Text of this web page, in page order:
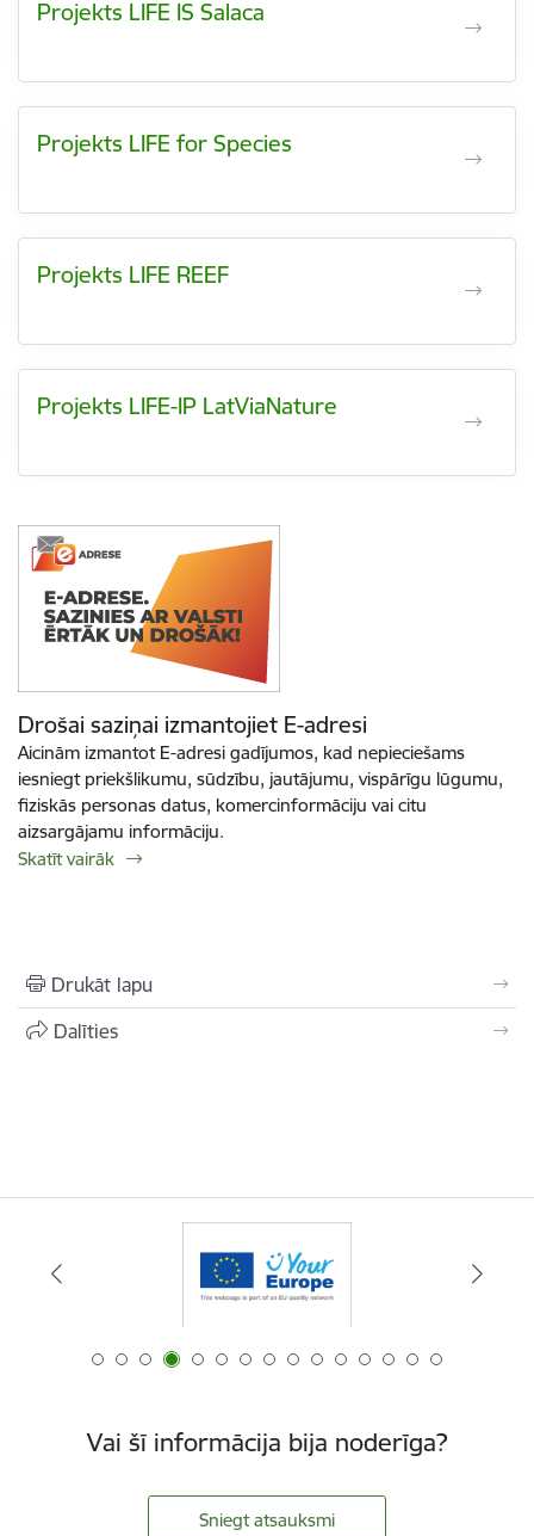
Projekts LIFE IS Salaca
Projekts LIFE for Species
Projekts LIFE REEF
Projekts LIFE-IP LatViaNature
Drošai saziņai izmantojiet E-adresi
Aicinām izmantot E-adresi gadījumos, kad nepieciešams
iesniegt priekšlikumu, sūdzību, jautājumu, vispārīgu lūgumu,
fiziskās personas datus, komercinformāciju vai citu
aizsargājamu informāciju.
Skatīt vairāk
Drukāt lapu
Dalīties
Vai šī informācija bija noderīga?
Sniegt atsauksmi